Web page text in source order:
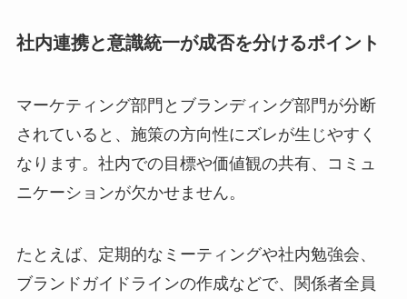
社内連携と意識統一が成否を分けるポイント
マーケティング部門とブランディング部門が分断
されていると、施策の方向性にズレが生じやすく
なります。社内での目標や価値観の共有、コミュ
ニケーションが欠かせません。
たとえば、定期的なミーティングや社内勉強会、
ブランドガイドラインの作成などで、関係者全員